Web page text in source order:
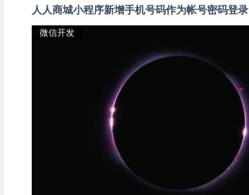
人人商城小程序新增手机号码作为帐号密码登录
微信开发